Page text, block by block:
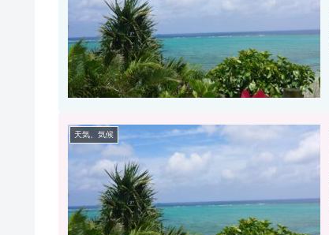
天気、気候